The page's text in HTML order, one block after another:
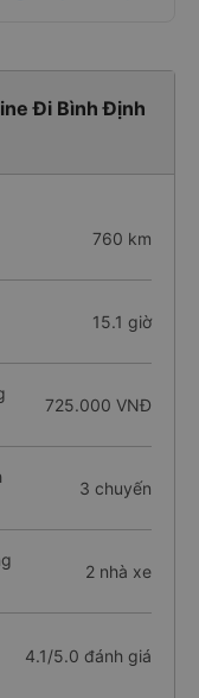
Đi Bình Định
760 km
15.1 giờ
725.000 VNĐ
3 chuyến
2 nhà xe
4.1/5.0 đánh giá